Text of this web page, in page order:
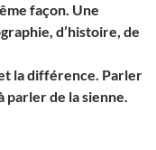
façon. Une
d’histoire, de
la différence. Parler
parler de la sienne.